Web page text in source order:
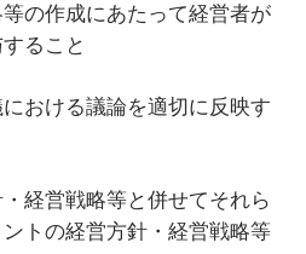
の作成にあたって経営者が
ること
おける議論を適切に反映す
経営戦略等と併せてそれら
トの経営方針・経営戦略等